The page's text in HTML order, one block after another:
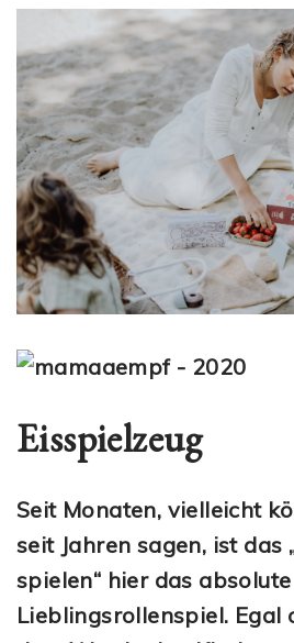
Eisspielzeug
Seit Monaten, vielleicht
seit Jahren sagen, ist das
spielen“ hier das absolute
Lieblingsrollenspiel. Egal